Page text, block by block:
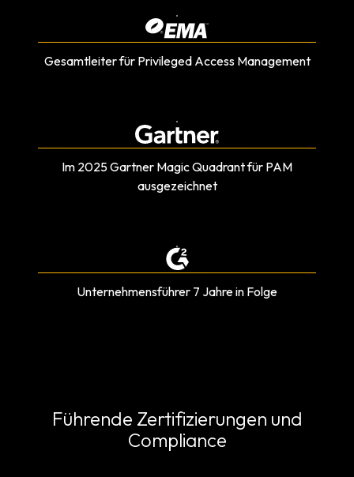
Gesamtleiter für Privileged Access Management
Im 2025 Gartner Magic Quadrant für PAM
ausgezeichnet
Unternehmensführer 7 Jahre in Folge
Führende Zertifizierungen und
Compliance